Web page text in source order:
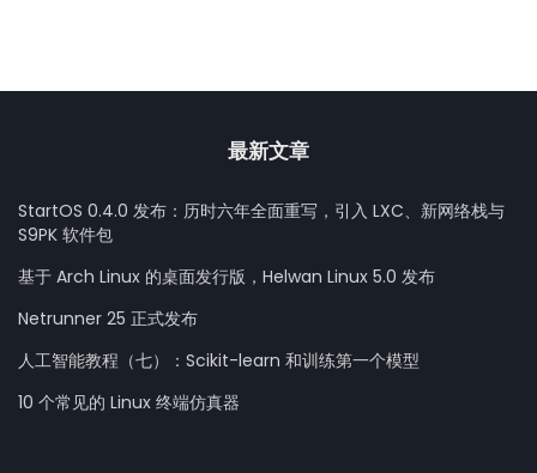
最新文章
StartOS 0.4.0 发布：历时六年全面重写，引入 LXC、新网络栈与
S9PK 软件包
基于 Arch Linux 的桌面发行版，Helwan Linux 5.0 发布
Netrunner 25 正式发布
人工智能教程（七）：Scikit-learn 和训练第一个模型
10 个常见的 Linux 终端仿真器